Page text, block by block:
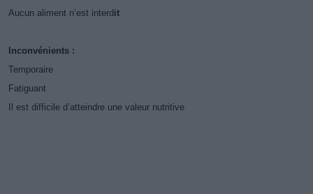
Aucun aliment n’est interdit
Inconvénients :
Temporaire
Fatiguant
Il est difficile d’atteindre une valeur nutritive